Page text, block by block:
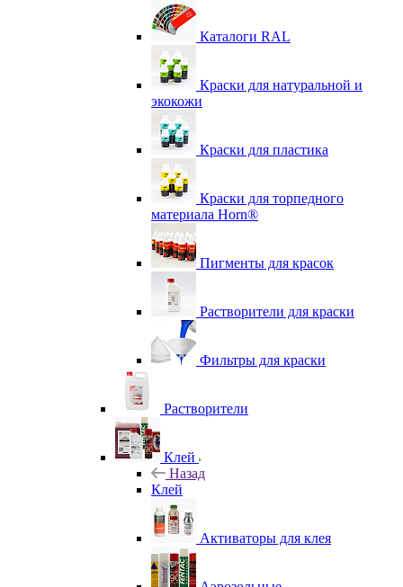
Каталоги RAL
Краски для натуральной и
экокожи
Краски для пластика
Краски для торпедного
материала Horn®
Пигменты для красок
Растворители для краски
Фильтры для краски
Растворители
Клей
Назад
Клей
Активаторы для клея